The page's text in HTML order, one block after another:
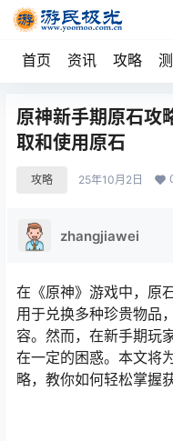
首页 资讯 攻略
原神新手期原石
取和使用原石
攻略 25年10月2日
zhangjiawei
在《原神》游戏中，原
用于兑换多种珍贵物品
容。然而，在新手期玩
在一定的困惑。本文将
略，教你如何轻松掌握